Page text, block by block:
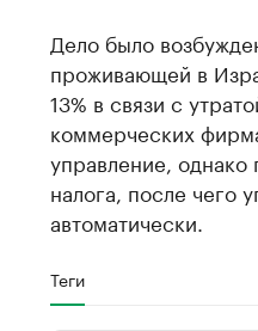
Дело было
проживающей в
13% в связи с
коммерческих
управление, однако
налога, после чего
автоматически.
Теги